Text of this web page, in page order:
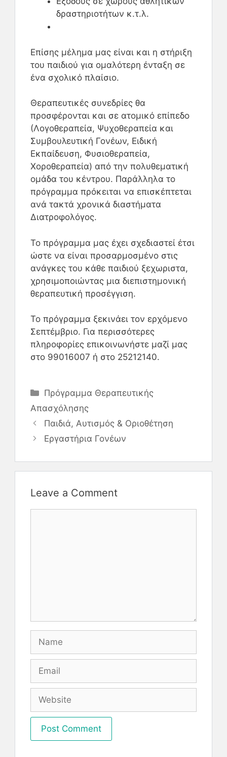
δραστηριοτήτων κ.τ.λ.
Επίσης μέλημα μας είναι και η στήριξη
του παιδιού για ομαλότερη ένταξη σε
ένα σχολικό πλαίσιο.
Θεραπευτικές συνεδρίες θα
προσφέρονται και σε ατομικό επίπεδο
(Λογοθεραπεία, Ψυχοθεραπεία και
Συμβουλευτική Γονέων, Ειδική
Εκπαίδευση, Φυσιοθεραπεία,
Χοροθεραπεία) από την πολυθεματική
ομάδα του κέντρου. Παράλληλα το
πρόγραμμα πρόκειται να επισκέπτεται
ανά τακτά χρονικά διαστήματα
Διατροφολόγος.
Το πρόγραμμα μας έχει σχεδιαστεί έτσι
ώστε να είναι προσαρμοσμένο στις
ανάγκες του κάθε παιδιού ξεχωριστα,
χρησιμοποιώντας μια διεπιστημονική
θεραπευτική προσέγγιση.
Το πρόγραμμα ξεκινάει τον ερχόμενο
Σεπτέμβριο. Για περισσότερες
πληροφορίες επικοινωνήστε μαζί μας
στο 99016007 ή στο 25212140.
Πρόγραμμα Θεραπευτικής
Απασχόλησης
Παιδιά, Αυτισμός & Οριοθέτηση
Εργαστήρια Γονέων
Leave a Comment